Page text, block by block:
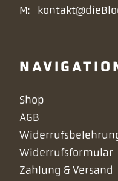
M:
Navigation
überspringen
Shop
AGB
Widerrufsformular
Zahlung & Versand